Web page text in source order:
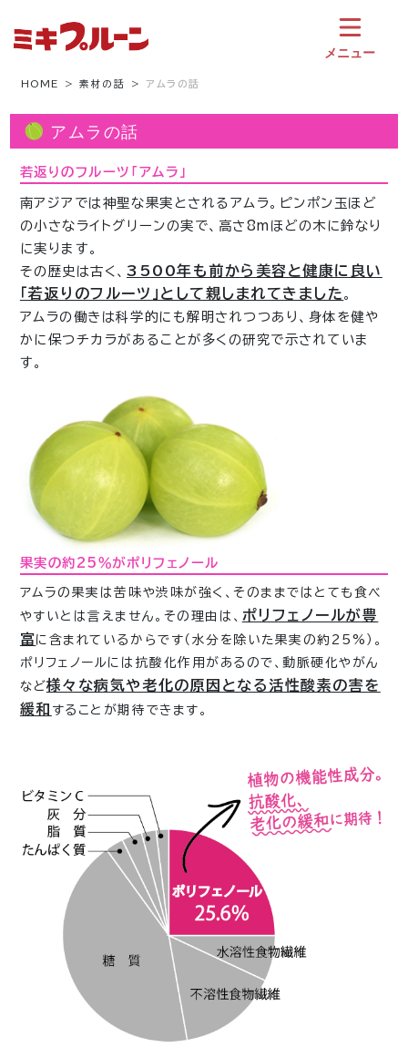
メニュー
HOME 素材の話 アムラの話
アムラの話
若返りのフルーツ「アムラ」
南アジアでは神聖な果実とされるアムラ。ピンポン玉ほど
の小さなライトグリーンの実で、高さ8mほどの木に鈴なり
に実ります。
その歴史は古く、3500年も前から美容と健康に良い
「若返りのフルーツ」として親しまれてきました 。
アムラの働きは科学的にも解明されつつあり、身体を健や
かに保つチカラがあることが多くの研究で示されていま
す。
果実の約25％がポリフェノール
アムラの果実は苦味や渋味が強く、そのままではとても食べ
やすいとは言えません。その理由は、 ポリフェノールが豊
富に含まれているからです（水分を除いた果実の約25%）。
ポリフェノールには抗酸化作用があるので、動脈硬化やがん
など様々な病気や老化の原因となる活性酸素の害を
緩和 することが期待できます。